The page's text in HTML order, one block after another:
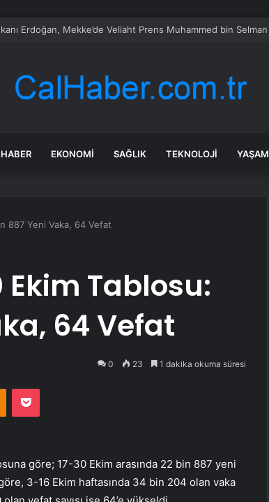
‘yasak aşk’ açıklaması: Hukuki yollara başvuruyor
HABER EKONOMI SAĞLIK TEKNOLOJI YAŞAM
887 Yeni Vaka, 64 Vefat
Ekim Tablosu:
64 Vefat
0 23 1 dakika okuma süresi
Odnoklassniki
Pocket
göre; 17-30 Ekim arasında 22 bin 887 yeni
3-16 Ekim haftasında 34 bin 204 olan vaka